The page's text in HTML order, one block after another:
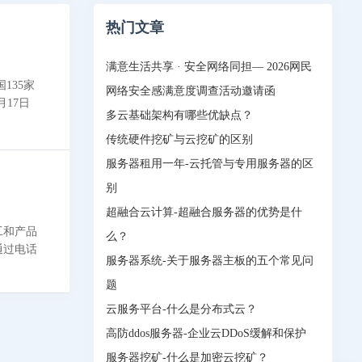
135家
17日
和产品
过电话
热门文章
满意生活共享 · 安全网络同担— 2026网民
网络安全感满意度调查活动邀请函
多云基础架构有哪些优缺点？
传统硬件挖矿与云挖矿的区别
服务器租用一年-云托管与专用服务器的区
别
超融合云计算-超融合服务器的优势是什
么？
服务器系统-关于服务器主板的五个常见问
题
云服务平台-什么是分布式云？
高防ddos服务器-企业云DDoS缓解和保护
服务器挖矿-什么是加密云挖矿？